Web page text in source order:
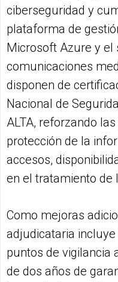
ciberseguridad y
plataforma de
Microsoft Azure y el
comunicaciones
disponen de
Nacional de
ALTA, reforzando
protección de la
accesos,
en el tratamiento de
Como mejoras
adjudicataria
puntos de vigilancia
de dos años de